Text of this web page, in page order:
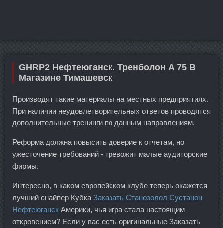
GHRP2 Нефтеюганск. Тренболон A 75 В
Магазине Тимашевск
Производят такие материалы на местных предприятиях.
При наличии неудовлетворительных ответов проводятся
дополнительные тренинги по данным направлениям.
Реформа должна повысить доверие к отчетам, но
ужесточение требований - тревожит малые аудиторские
фирмы.
Интересно, в каком европейском клубе теперь окажется
лучший снайпер Кубка Заказать Станозолол Сустанон
Нефтеюганск Америки, чья игра стала настоящим
откровением? Если у вас есть оригинальные Заказать